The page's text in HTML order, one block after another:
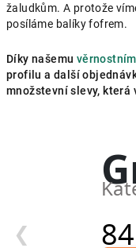
žaludkům. A protože
posíláme balíky fofrem.
Díky našemu
profilu a další
množstevní slevy, která